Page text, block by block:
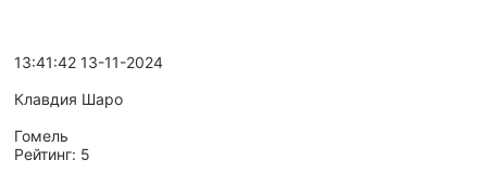
13:41:42 13-11-2024
Клавдия Шаро
Гомель
Рейтинг: 5